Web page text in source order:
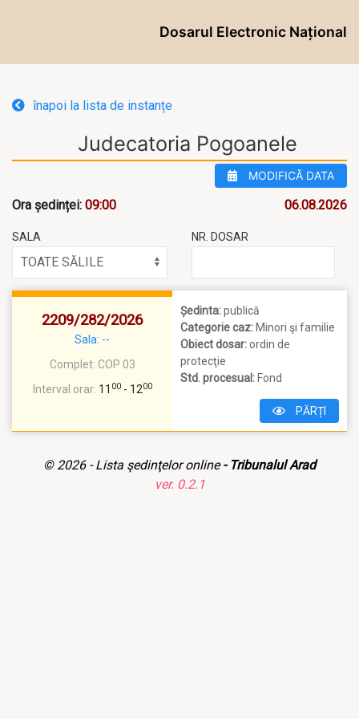
Dosarul Electronic Național
înapoi la lista de instanțe
Judecatoria Pogoanele
MODIFICĂ DATA
Ora ședinței: 09:00 06.08.2026
SALA NR. DOSAR
2209/282/2026
Sala: --
Complet: COP 03
Interval orar: 11 00- 1200
Ședinta:publică
Categorie caz: Minori şi familie
Obiect dosar:ordin de
protecţie
Std. procesual: Fond
PĂRȚI
© 2026 -Lista şedinţelor online - Tribunalul Arad
ver. 0.2.1